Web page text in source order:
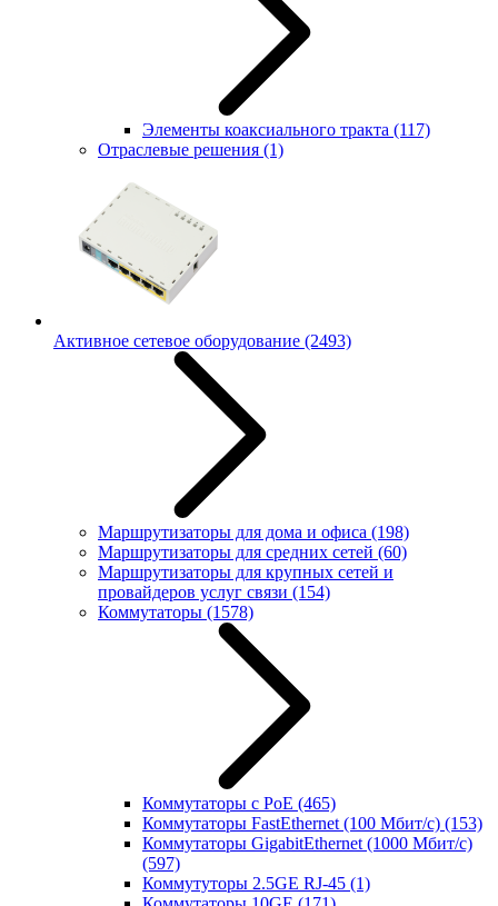
Элементы коаксиального тракта (117)
Отраслевые решения (1)
Активное сетевое оборудование (2493)
Маршрутизаторы для дома и офиса (198)
Маршрутизаторы для средних сетей (60)
Маршрутизаторы для крупных сетей и
провайдеров услуг связи (154)
Коммутаторы (1578)
Коммутаторы с PoE (465)
Коммутаторы FastEthernet (100 Мбит/с) (153)
Коммутаторы GigabitEthernet (1000 Мбит/с)
(597)
Коммутуторы 2.5GE RJ-45 (1)